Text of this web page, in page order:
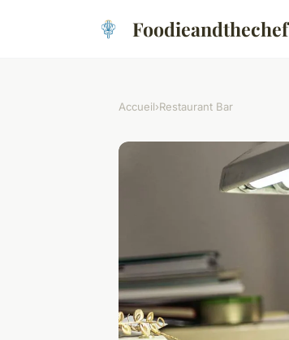
Foodieandthechef
Accueil›Restaurant Bar